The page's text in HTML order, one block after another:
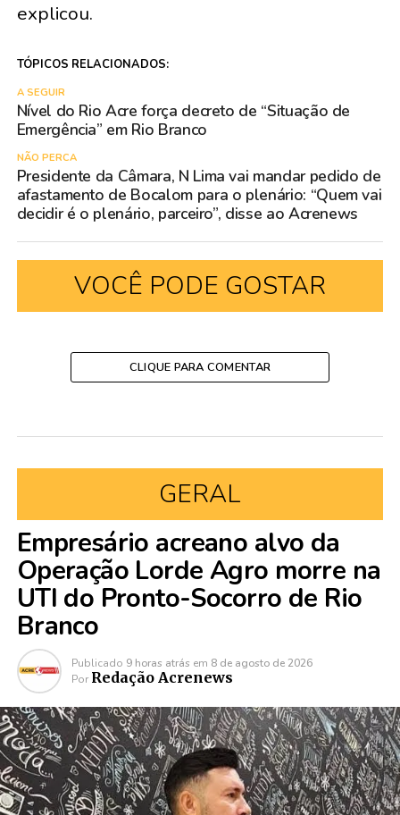
explicou.
TÓPICOS RELACIONADOS:
A SEGUIR
Nível do Rio Acre força decreto de “Situação de
Emergência” em Rio Branco
NÃO PERCA
Presidente da Câmara, N Lima vai mandar pedido de
afastamento de Bocalom para o plenário: “Quem vai
decidir é o plenário, parceiro”, disse ao Acrenews
VOCÊ PODE GOSTAR
CLIQUE PARA COMENTAR
GERAL
Empresário acreano alvo da
Operação Lorde Agro morre na
UTI do Pronto-Socorro de Rio
Branco
Publicado 9 horas atrás em 8 de agosto de 2026
Por Redação Acrenews